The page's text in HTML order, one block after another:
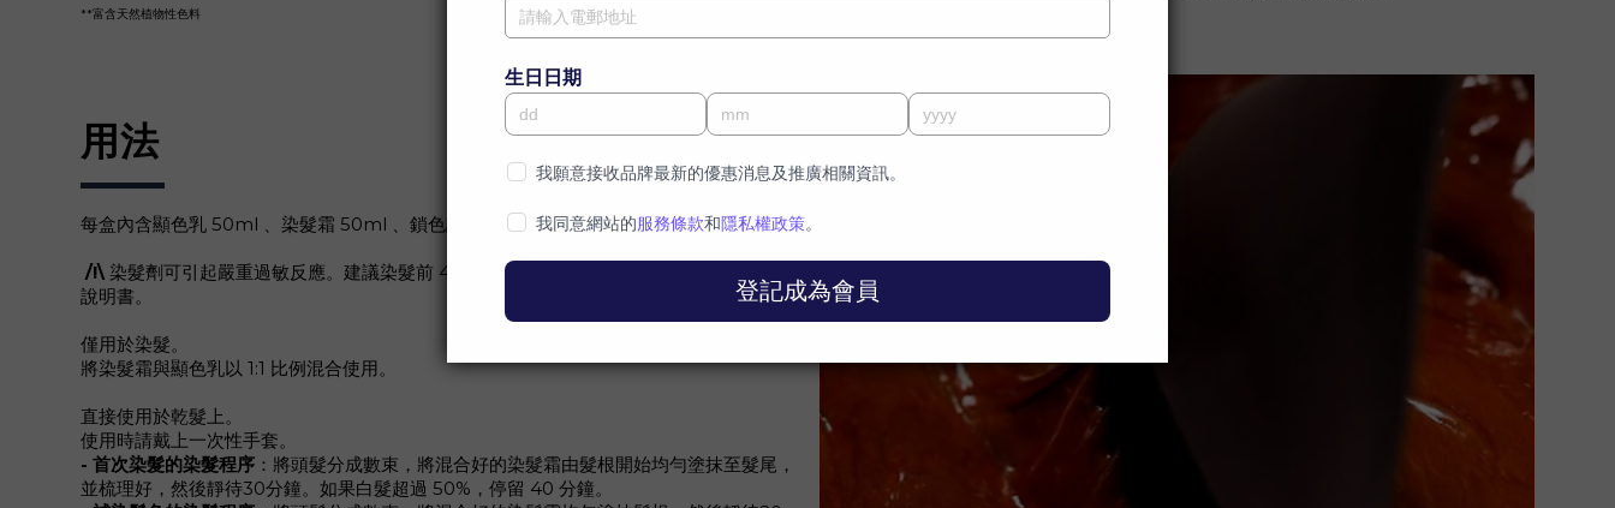
**富含天然植物性色料
用法
每盒內含顯色乳 50ml 、染髮霜 50ml 、鎖色護髮膜體驗裝x1、使用說明書及手套一對。
/!\ 染髮劑可引起嚴重過敏反應。建議染髮前 48 小時進行皮膚過敏測試。詳情請參閱內頁
說明書。
僅用於染髮。
將染髮霜與顯色乳以 1:1 比例混合使用。
直接使用於乾髮上。
使用時請戴上一次性手套。
- 首次染髮的染髮程序 ：將頭髮分成數束，將混合好的染髮霜由髮根開始均勻塗抹至髮尾，
並梳理好，然後靜待30分鐘。如果白髮超過 50%，停留 40 分鐘。